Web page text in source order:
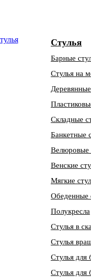
Стулья
Барные
Стулья на
Складные
Банкетные
Велюровые
Венские
Мягкие
Обеденные
Полукресла
Стулья в
Стулья
Стулья для
Стулья для